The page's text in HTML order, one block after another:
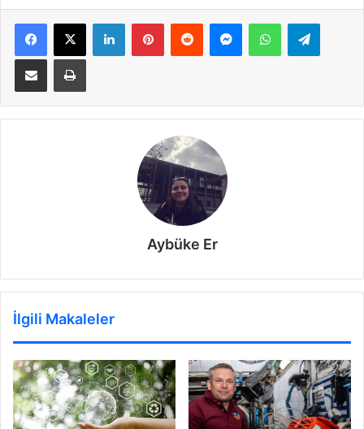
Facebook
X LinkedInPinterestReddit MessengerWhatsApp
E-Posta ile paylaş Yazdır
Aybüke Er
İlgili Makaleler